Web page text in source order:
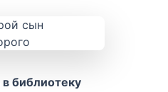
библиотеку